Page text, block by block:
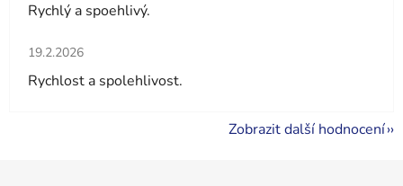
Rychlý a spoehlivý.
Hodnocení obchodu je 5 z 5 hvězdiček.
19.2.2026
Rychlost a spolehlivost.
Zobrazit další hodnocení